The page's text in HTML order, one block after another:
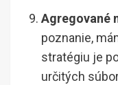
Agregované
poznanie,
stratégiu je
určitých